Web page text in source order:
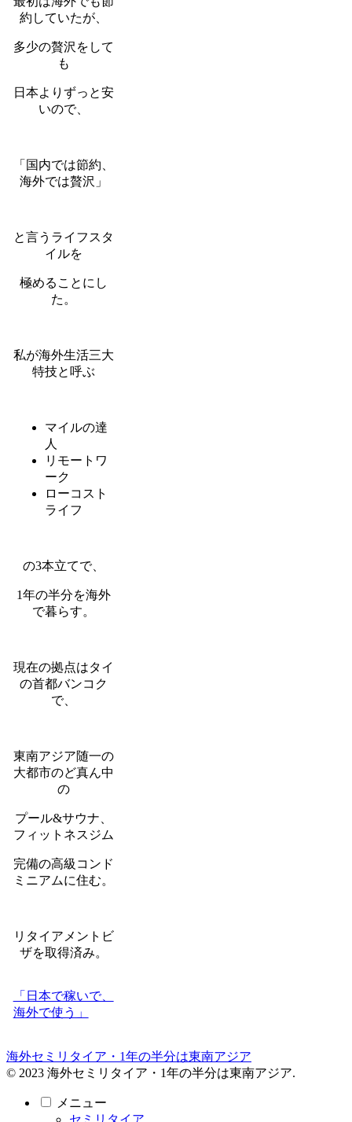
約していたが、
多少の贅沢をして
も
日本よりずっと安
いので、
「国内では節約、
海外では贅沢」
と言うライフスタ
イルを
極めることにし
た。
私が海外生活三大
特技と呼ぶ
マイルの達
人
リモートワ
ーク
ローコスト
ライフ
の3本立てで、
1年の半分を海外
で暮らす。
現在の拠点はタイ
の首都バンコク
で、
東南アジア随一の
大都市のど真ん中
の
プール&サウナ、
フィットネスジム
完備の高級コンド
ミニアムに住む。
リタイアメントビ
ザを取得済み。
「日本で稼いで、
海外で使う」
海外セミリタイア・1年の半分は東南アジア
© 2023 海外セミリタイア・1年の半分は東南アジア.
メニュー
セミリタイア